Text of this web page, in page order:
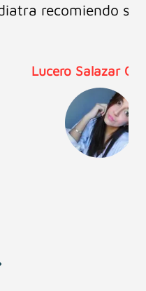
sus productos.
Castillo